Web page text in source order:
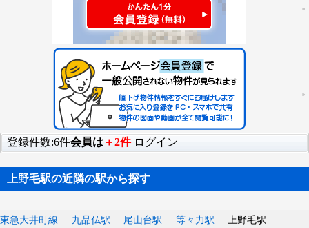
登録件数:6件会員は ＋2件 ログイン
上野毛駅の近隣の駅から探す
東急大井町線 九品仏駅 尾山台駅 等々力駅
上野毛駅